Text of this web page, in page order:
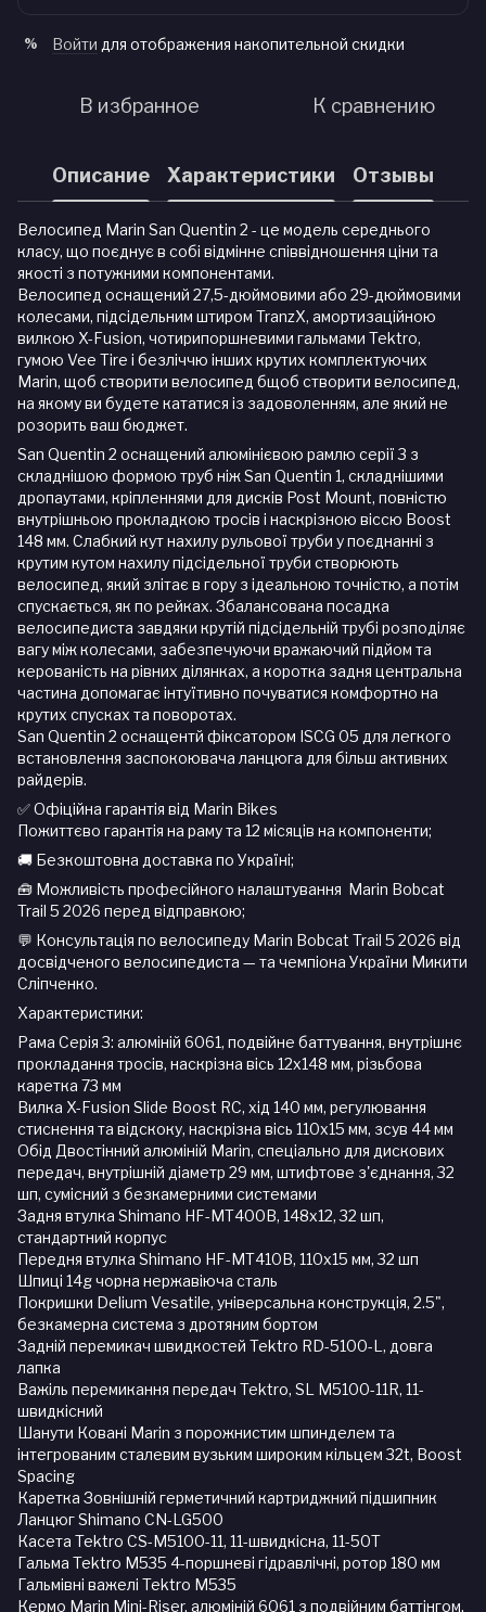
% Войти для отображения накопительной скидки
В избранное К сравнению
Описание Характеристики Отзывы
Велосипед Marin San Quentin 2 - це модель середнього
класу, що поєднує в собі відмінне співвідношення ціни та
якості з потужними компонентами.
Велосипед оснащений 27,5-дюймовими або 29-дюймовими
колесами, підсідельним штиром TranzX, амортизаційною
вилкою X-Fusion, чотирипоршневими гальмами Tektro,
гумою Vee ​​Tire і безліччю інших крутих комплектуючих
Marin, щоб створити велосипед бщоб створити велосипед,
на якому ви будете кататися із задоволенням, але який не
розорить ваш бюджет.
San Quentin 2 оснащений алюмінієвою рамлю серії 3 з
складнішою формою труб ніж San Quentin 1, складнішими
дропаутами, кріпленнями для дисків Post Mount, повністю
внутрішньою прокладкою тросів і наскрізною віссю Boost
148 мм. Слабкий кут нахилу рульової труби у поєднанні з
крутим кутом нахилу підсідельної труби створюють
велосипед, який злітає в гору з ідеальною точністю, а потім
спускається, як по рейках. Збалансована посадка
велосипедиста завдяки крутій підсідельній трубі розподіляє
вагу між колесами, забезпечуючи вражаючий підйом та
керованість на рівних ділянках, а коротка задня центральна
частина допомагає інтуїтивно почуватися комфортно на
крутих спусках та поворотах.
San Quentin 2 оснащентй фіксатором ISCG 05 для легкого
встановлення заспокоювача ланцюга для більш активних
райдерів.
✅ Офіційна гарантія від Marin Bikes
Пожиттєво гарантія на раму та 12 місяців на компоненти;
🚚 Безкоштовна доставка по Україні;
🧰 Можливість професійного налаштування Marin Bobcat
Trail 5 2026 перед відправкою;
💬 Консультація по велосипеду Marin Bobcat Trail 5 2026 від
досвідченого велосипедиста — та чемпіона України Микити
Сліпченко.
Характеристики:
Рама Серія 3: алюміній 6061, подвійне баттування, внутрішнє
прокладання тросів, наскрізна вісь 12x148 мм, різьбова
каретка 73 мм
Вилка X-Fusion Slide Boost RC, хід 140 мм, регулювання
стиснення та відскоку, наскрізна вісь 110x15 мм, зсув 44 мм
Обід Двостінний алюміній Marin, спеціально для дискових
передач, внутрішній діаметр 29 мм, штифтове з'єднання, 32
шп, сумісний з безкамерними системами
Задня втулка Shimano HF-MT400B, 148x12, 32 шп,
стандартний корпус
Передня втулка Shimano HF-MT410B, 110x15 мм, 32 шп
Шпиці 14g чорна нержавіюча сталь
Покришки Delium Vesatile, універсальна конструкція, 2.5",
безкамерна система з дротяним бортом
Задній перемикач швидкостей Tektro RD-5100-L, довга
лапка
Важіль перемикання передач Tektro, SL M5100-11R, 11-
швидкісний
Шанути Ковані Marin з порожнистим шпинделем та
інтегрованим сталевим вузьким широким кільцем 32t, Boost
Spacing
Каретка Зовнішній герметичний картриджний підшипник
Ланцюг Shimano CN-LG500
Касета Tektro CS-M5100-11, 11-швидкісна, 11-50T
Гальма Tektro M535 4-поршневі гідравлічні, ротор 180 мм
Гальмівні важелі Tektro M535
Кермо Marin Mini-Riser, алюміній 6061 з подвійним баттінгом,